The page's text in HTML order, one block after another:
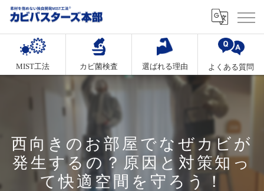
MIST工法 カビ菌検査 選ばれる理由 よくある質問
西向きのお部屋でなぜカビが
発生するの？原因と対策知っ
て快適空間を守ろう！